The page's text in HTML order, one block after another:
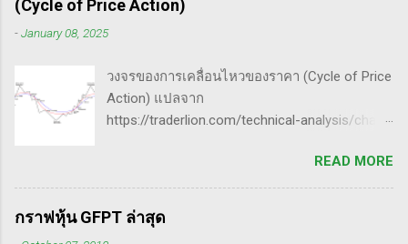
(Patience): การรอคอยและไม่รีบร้อนถือเป็น
คุณสมบัติที่สำคัญในนักเทรด ความอดทนช่วยให้
คุณสามารถทนต่อความผันผวนของตลาดและรอ
พยายามแปลให้ตัวเองรู้เรื่อง แม้ว่าภาษาของแกจะ
อยู่ในระดับที่ตัวผมเองเข้าถึงยากมาก แต่ก็ด้วย
อาจจะไม่เป๊ะตามใจความที่เขาพยายามสื่อ แต่ก็
น่าจะพอเห็นภาพได้ในระดับหนึ่งครับ ใครที่ภาษา
อังกฤษคล่องๆ ก็ไปอ่านต้นฉบับได้ที่ลิ้งค์นี้นะ
3/01/21/book-review-of-stock-market-
technique-number-one-by-richard-d-wyckoff/
ขั้นตอนการทำราคาของ Market Maker 1) เลือก
(Cycle of Price Action)
-January 08, 2025
วงจรของการเคลื่อนไหวของราคา (Cycle of Price
Action) แปลจาก
https://traderlion.com/technical-analysis/chart-
Oliver Kell เป็นนักเทรดที่ประสบความสำเร็จอย่าง
ยิ่งใหญ่ โดยเขาทำผลตอบแทนได้ถึง 941% ในการ
แข่งขันเทรด U.S. Investing Championship ปี
2020 ด้วยประสบการณ์การเทรดที่ยาวนาน เขา
READ MORE
กราฟหุ้น GFPT ล่าสุด